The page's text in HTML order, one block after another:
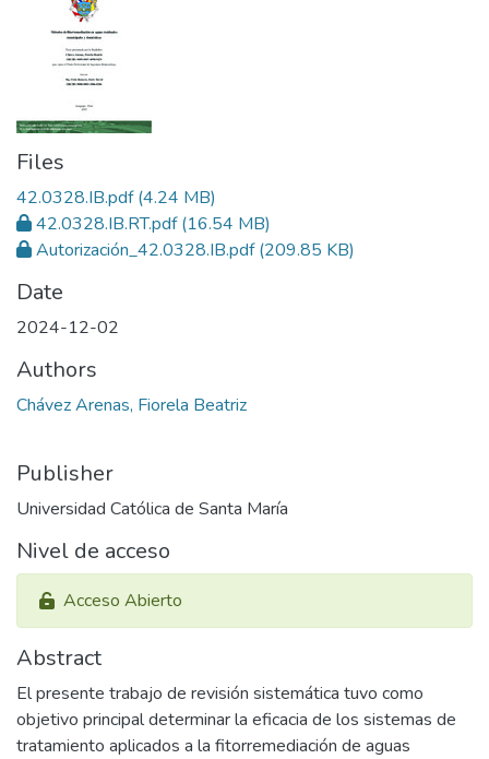
Files
42.0328.IB.pdf(4.24 MB)
42.0328.IB.RT.pdf(16.54 MB)
Autorización_42.0328.IB.pdf(209.85 KB)
Date
2024-12-02
Authors
Chávez Arenas, Fiorela Beatriz
Publisher
Universidad Católica de Santa María
Nivel de acceso
Acceso Abierto
Abstract
El presente trabajo de revisión sistemática tuvo como
objetivo principal determinar la eficacia de los sistemas de
tratamiento aplicados a la fitorremediación de aguas